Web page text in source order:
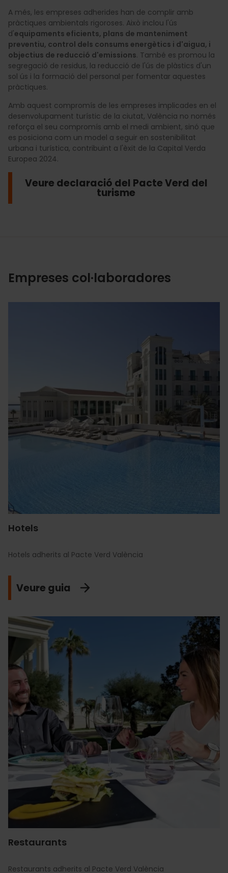
A més, les empreses adherides han de complir amb
pràctiques ambientals rigoroses. Això inclou l'ús
d'equipaments eficients, plans de manteniment
preventiu, control dels consums energètics i d'aigua, i
objectius de reducció d'emissions. També es promou la
segregació de residus, la reducció de l'ús de plàstics d'un
sol ús i la formació del personal per fomentar aquestes
pràctiques.
Amb aquest compromís de les empreses implicades en el
desenvolupament turístic de la ciutat, València no només
reforça el seu compromís amb el medi ambient, sinó que
es posiciona com un model a seguir en sostenibilitat
urbana i turística, contribuint a l'èxit de la Capital Verda
Europea 2024.
Veure declaració del Pacte Verd del
turisme
Empreses col·laboradores
Hotels
Hotels adherits al Pacte Verd València
Veure guia
Restaurants
Restaurants adherits al Pacte Verd València